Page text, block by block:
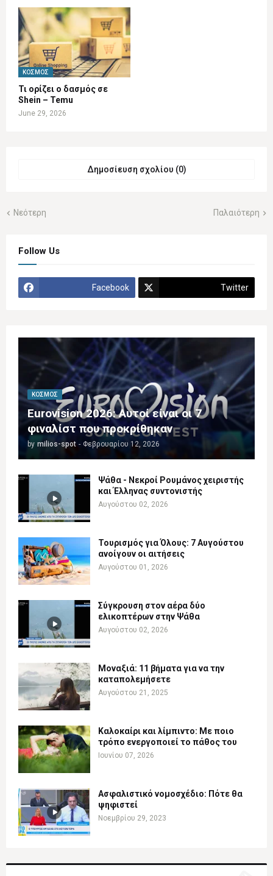
ΚΌΣΜΟΣ
Τι ορίζει ο δασμός σε
Shein – Temu
June 29, 2026
Δημοσίευση σχολίου (0)
Νεότερη Παλαιότερη
Follow Us
Facebook Twitter
ΚΌΣΜΟΣ
Eurovision 2026: Αυτοί είναι οι 7
φιναλίστ που προκρίθηκαν
by milios-spot - Φεβρουαρίου 12, 2026
Ψάθα - Νεκροί Ρουμάνος χειριστής
και Έλληνας συντονιστής
Αυγούστου 02, 2026
Τουρισμός για Όλους: 7 Αυγούστου
ανοίγουν οι αιτήσεις
Αυγούστου 01, 2026
Σύγκρουση στον αέρα δύο
ελικοπτέρων στην Ψάθα
Αυγούστου 02, 2026
Μοναξιά: 11 βήματα για να την
καταπολεμήσετε
Αυγούστου 21, 2025
Καλοκαίρι και λίμπιντο: Με ποιο
τρόπο ενεργοποιεί το πάθος του
Ιουνίου 07, 2026
Ασφαλιστικό νομοσχέδιο: Πότε θα
ψηφιστεί
Νοεμβρίου 29, 2023